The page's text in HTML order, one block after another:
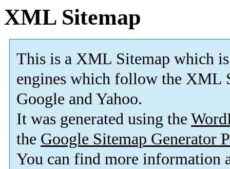
XML Sitemap
This is a XML Sitemap which is
engines which follow the XML
Google and Yahoo.
It was generated using the
the Google Sitemap Generator
You can find more information